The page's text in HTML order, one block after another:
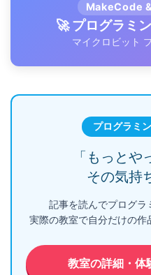
MakeCode
🚀 プログラミ
マイクロビット
プログラミ
「もっとや
その気持
記事を読んでプログラ
実際の教室で自分だけの作
教室の詳細・体